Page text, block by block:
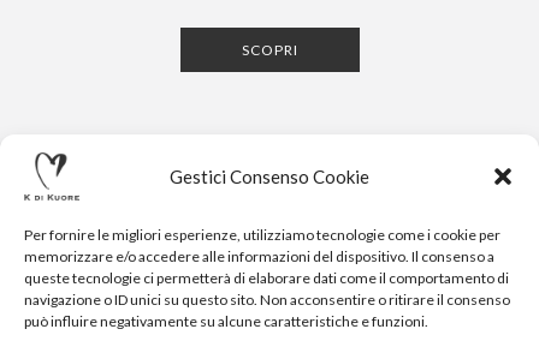
Gestici Consenso Cookie
Per fornire le migliori esperienze, utilizziamo tecnologie come i cookie per
memorizzare e/o accedere alle informazioni del dispositivo. Il consenso a
queste tecnologie ci permetterà di elaborare dati come il comportamento di
navigazione o ID unici su questo sito. Non acconsentire o ritirare il consenso
può influire negativamente su alcune caratteristiche e funzioni.
SCOPRI
CONTATTI NEWSLETTER PRESS PRIVACY POLICY
COOKIE POLICY RESERVED AREA